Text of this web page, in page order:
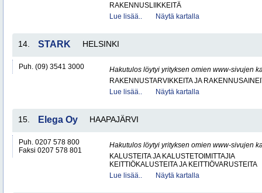
RAKENNUSLIIKKEITÄ
Lue lisää..
Näytä kartalla
14. STARK HELSINKI
Puh. (09) 3541 3000
Hakutulos löytyi yrityksen omien www-sivujen
RAKENNUSTARVIKKEITA JA
Lue lisää..
Näytä kartalla
15. Elega Oy HAAPAJÄRVI
Puh. 0207 578 800
Faksi 0207 578 801
Hakutulos löytyi yrityksen omien www-sivujen
KALUSTEITA JA KALUSTETOIMITTAJIA
KEITTIÖKALUSTEITA JA KEITTIÖVARUSTEITA
Lue lisää..
Näytä kartalla